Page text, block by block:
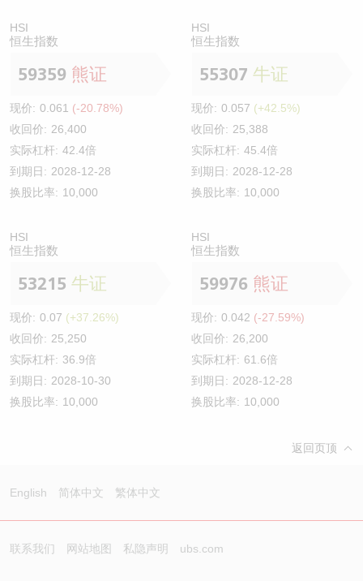
HSI
恒生指数
59359 熊证
现价: 0.061 (-20.78%)
收回价: 26,400
实际杠杆: 42.4倍
到期日: 2028-12-28
换股比率: 10,000
HSI
恒生指数
55307 牛证
现价: 0.057 (+42.5%)
收回价: 25,388
实际杠杆: 45.4倍
到期日: 2028-12-28
换股比率: 10,000
HSI
恒生指数
53215 牛证
现价: 0.07 (+37.26%)
收回价: 25,250
实际杠杆: 36.9倍
到期日: 2028-10-30
换股比率: 10,000
HSI
恒生指数
59976 熊证
现价: 0.042 (-27.59%)
收回价: 26,200
实际杠杆: 61.6倍
到期日: 2028-12-28
换股比率: 10,000
返回页顶
English 简体中文 繁体中文
联系我们 网站地图 私隐声明 ubs.com